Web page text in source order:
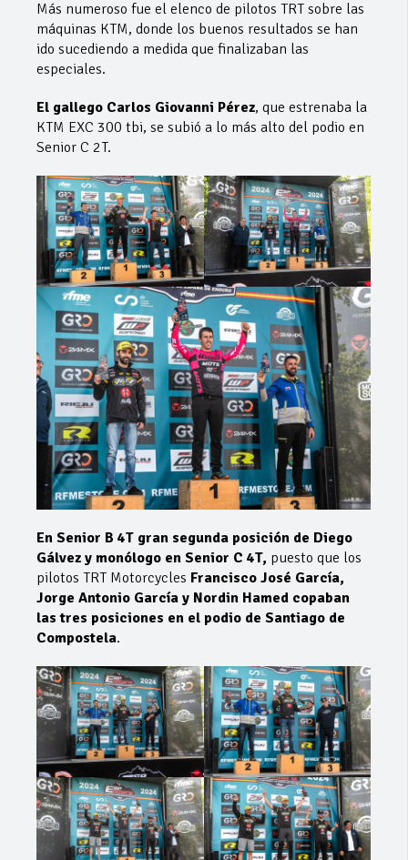
Más numeroso fue el elenco de pilotos TRT sobre las
máquinas KTM, donde los buenos resultados se han
ido sucediendo a medida que finalizaban las
especiales.
El gallego Carlos Giovanni Pérez, que estrenaba la
KTM EXC 300 tbi, se subió a lo más alto del podio en
Senior C 2T.
En Senior B 4T gran segunda posición de Diego
Gálvez y monólogo en Senior C 4T, puesto que los
pilotos TRT Motorcycles Francisco José García,
Jorge Antonio García y Nordin Hamed copaban
las tres posiciones en el podio de Santiago de
Compostela.